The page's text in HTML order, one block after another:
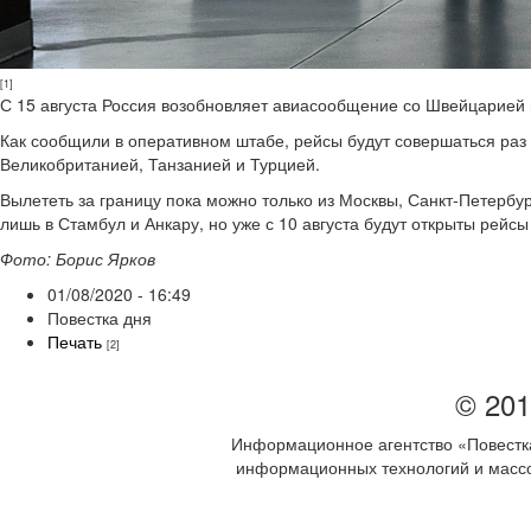
[1]
С 15 августа Россия возобновляет авиасообщение со
Как сообщили в оперативном штабе, рейсы будут совершаться
Великобританией, Танзанией и Турцией.
Вылететь за границу пока можно только из Москвы, Санкт-
лишь в Стамбул и Анкару, но уже с 10 августа будут открыты
Фото: Борис Ярков
01/08/2020 - 16:49
Повестка дня
Печать [2]
©
Информационное агентство
информационных технологий и